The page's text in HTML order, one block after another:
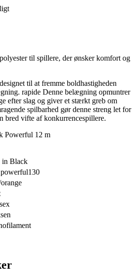
til spillere, der ønsker komfort og
til at fremme boldhastigheden
rapide Denne belægning opmuntrer
efter slag og giver et stærkt greb om
spilbarhed gør denne streng let for
bred vifte af konkurrencespillere.
Powerful 12 m
in Black